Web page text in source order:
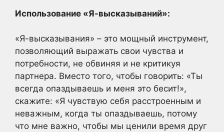
Использование «Я-высказываний»:
«Я-высказывания» – это мощный инструмент,
позволяющий выражать свои чувства и
потребности, не обвиняя и не критикуя
партнера. Вместо того, чтобы говорить: «Ты
всегда опаздываешь и меня это бесит!»,
скажите: «Я чувствую себя расстроенным и
неважным, когда ты опаздываешь, потому
что мне важно, чтобы мы ценили время друг